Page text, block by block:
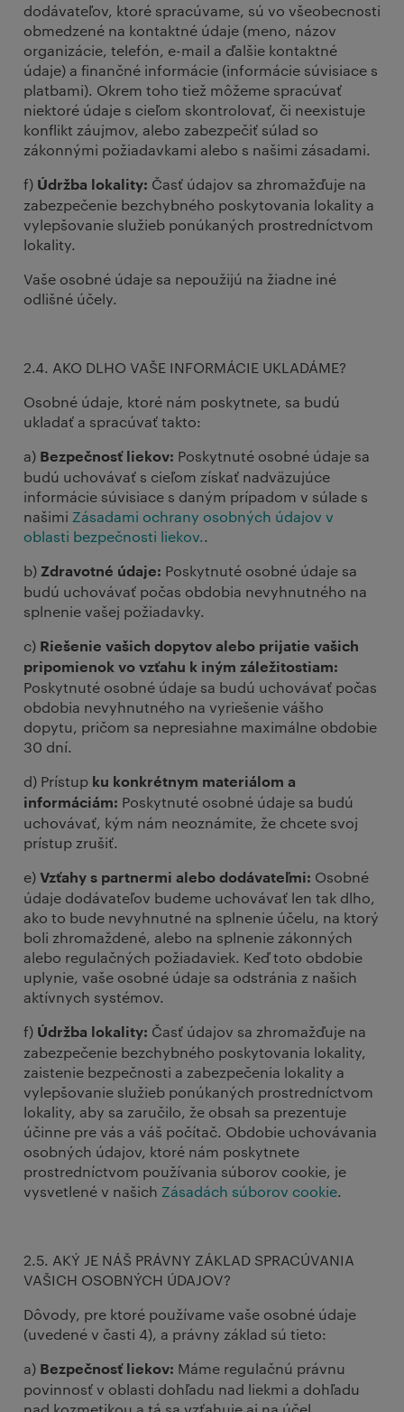
dodávateľov, ktoré spracúvame, sú vo všeobecnosti
obmedzené na kontaktné údaje (meno, názov
organizácie, telefón, e-mail a ďalšie kontaktné
údaje) a finančné informácie (informácie súvisiace s
platbami). Okrem toho tiež môžeme spracúvať
niektoré údaje s cieľom skontrolovať, či neexistuje
konflikt záujmov, alebo zabezpečiť súlad so
zákonnými požiadavkami alebo s našimi zásadami.
f) Údržba lokality: Časť údajov sa zhromažďuje na
zabezpečenie bezchybného poskytovania lokality a
vylepšovanie služieb ponúkaných prostredníctvom
lokality.
Vaše osobné údaje sa nepoužijú na žiadne iné
odlišné účely.
2.4. AKO DLHO VAŠE INFORMÁCIE UKLADÁME?
Osobné údaje, ktoré nám poskytnete, sa budú
ukladať a spracúvať takto:
a) Bezpečnosť liekov: Poskytnuté osobné údaje sa
budú uchovávať s cieľom získať nadväzujúce
informácie súvisiace s daným prípadom v súlade s
našimi Zásadami ochrany osobných údajov v
oblasti bezpečnosti liekov..
b) Zdravotné údaje: Poskytnuté osobné údaje sa
budú uchovávať počas obdobia nevyhnutného na
splnenie vašej požiadavky.
c) Riešenie vašich dopytov alebo prijatie vašich
pripomienok vo vzťahu k iným záležitostiam:
Poskytnuté osobné údaje sa budú uchovávať počas
obdobia nevyhnutného na vyriešenie vášho
dopytu, pričom sa nepresiahne maximálne obdobie
30 dní.
d) Prístup ku konkrétnym materiálom a
informáciám: Poskytnuté osobné údaje sa budú
uchovávať, kým nám neoznámite, že chcete svoj
prístup zrušiť.
e) Vzťahy s partnermi alebo dodávateľmi: Osobné
údaje dodávateľov budeme uchovávať len tak dlho,
ako to bude nevyhnutné na splnenie účelu, na ktorý
boli zhromaždené, alebo na splnenie zákonných
alebo regulačných požiadaviek. Keď toto obdobie
uplynie, vaše osobné údaje sa odstránia z našich
aktívnych systémov.
f) Údržba lokality: Časť údajov sa zhromažďuje na
zabezpečenie bezchybného poskytovania lokality,
zaistenie bezpečnosti a zabezpečenia lokality a
vylepšovanie služieb ponúkaných prostredníctvom
lokality, aby sa zaručilo, že obsah sa prezentuje
účinne pre vás a váš počítač. Obdobie uchovávania
osobných údajov, ktoré nám poskytnete
prostredníctvom používania súborov cookie, je
vysvetlené v našich Zásadách súborov cookie.
2.5. AKÝ JE NÁŠ PRÁVNY ZÁKLAD SPRACÚVANIA
VAŠICH OSOBNÝCH ÚDAJOV?
Dôvody, pre ktoré používame vaše osobné údaje
(uvedené v časti 4), a právny základ sú tieto:
a) Bezpečnosť liekov: Máme regulačnú právnu
povinnosť v oblasti dohľadu nad liekmi a dohľadu